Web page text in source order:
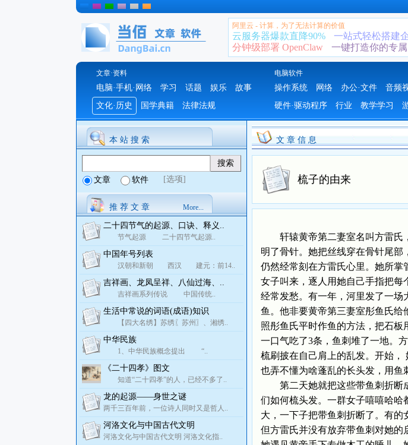
阿里云 - 计算，为了无法计算的价值
云服务器爆款直降90%
一站式轻松搭建
分钟级部署 OpenClaw
一键打造你的专
文章·资料 电脑软件
电脑·手机·网络 学习 话题 娱乐
故事
文化·历史
国学典籍 法律法规
操作系统 网络 办公·文件 音频
硬件·驱动程序
行业 教学学习
本 站 搜 索
文章 软件 [选项]
推 荐 文 章 More...
二十四节气的起源、口诀、释义..
节气起源 二十四节气起源..
中国年号列表
汉朝和新朝 西汉 建元：前14..
吉祥画、龙凤呈祥、八仙过海、..
吉祥画系列传说 中国传统..
生活中常说的词语(成语)知识
【四大名绣】苏绣〖苏州〗、湘绣..
中华民族
1、中华民族概念提出 “..
《二十四孝》图文
知道“二十四孝”的人，已经不多了..
龙的起源——身世之谜
两千三百年前，一位诗人同时又是哲人..
河洛文化与中国古代文明
河洛文化与中国古代文明 河洛文化指..
文 章 信 息
梳子的由来
轩辕黄帝第二妻室名叫方雷氏，
明了骨针。她把丝线穿在骨针尾
仍然经常刻在方雷氏心里。她所掌
女子叫来，逐人用她自己手指把
经常发愁。有一年，河里发了一
鱼。他非要黄帝第三妻室彤鱼氏
照彤鱼氏平时作鱼的方法，把石
一口气吃了3条，鱼刺堆了一地。
梳刷披在自己肩上的乱发。开始，
也弄不懂为啥蓬乱的长头发，用鱼
第二天她就把这些带鱼刺折断成
们如何梳头发。一群女子嘻嘻哈
大，一下子把带鱼刺折断了。有的
但方雷氏并没有放弃带鱼刺对她的